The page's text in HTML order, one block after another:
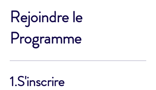
Rejoindre le
Programme
1.S'inscrire